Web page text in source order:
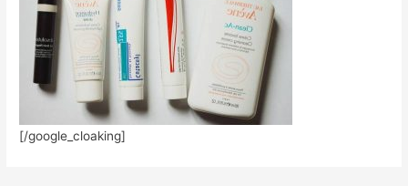
[/google_cloaking]